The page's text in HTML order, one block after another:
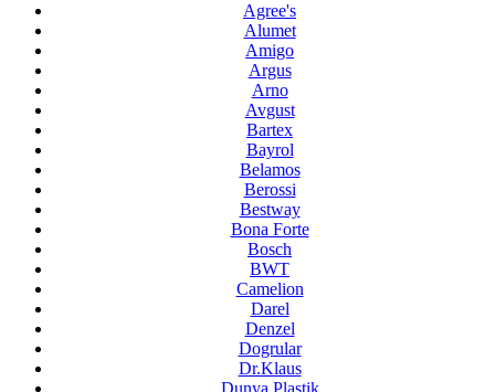
Agree's
Alumet
Amigo
Argus
Arno
Avgust
Bartex
Bayrol
Belamos
Berossi
Bestway
Bona Forte
Bosch
BWT
Camelion
Darel
Denzel
Dogrular
Dr.Klaus
Dunya Plastik